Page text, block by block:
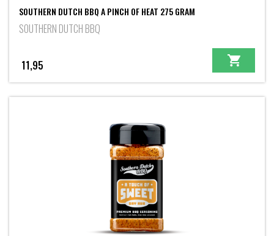
SOUTHERN DUTCH BBQ A PINCH OF HEAT 275 GRAM
SOUTHERN DUTCH BBQ
11,95